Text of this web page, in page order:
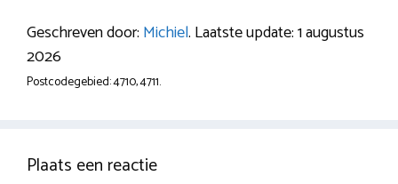
Geschreven door: Michiel. Laatste update: 1 augustus
2026
Postcodegebied: 4710, 4711.
Plaats een reactie